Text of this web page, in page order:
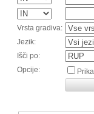
Vrsta gradiva:
Jezik:
Išči po:
Opcije: